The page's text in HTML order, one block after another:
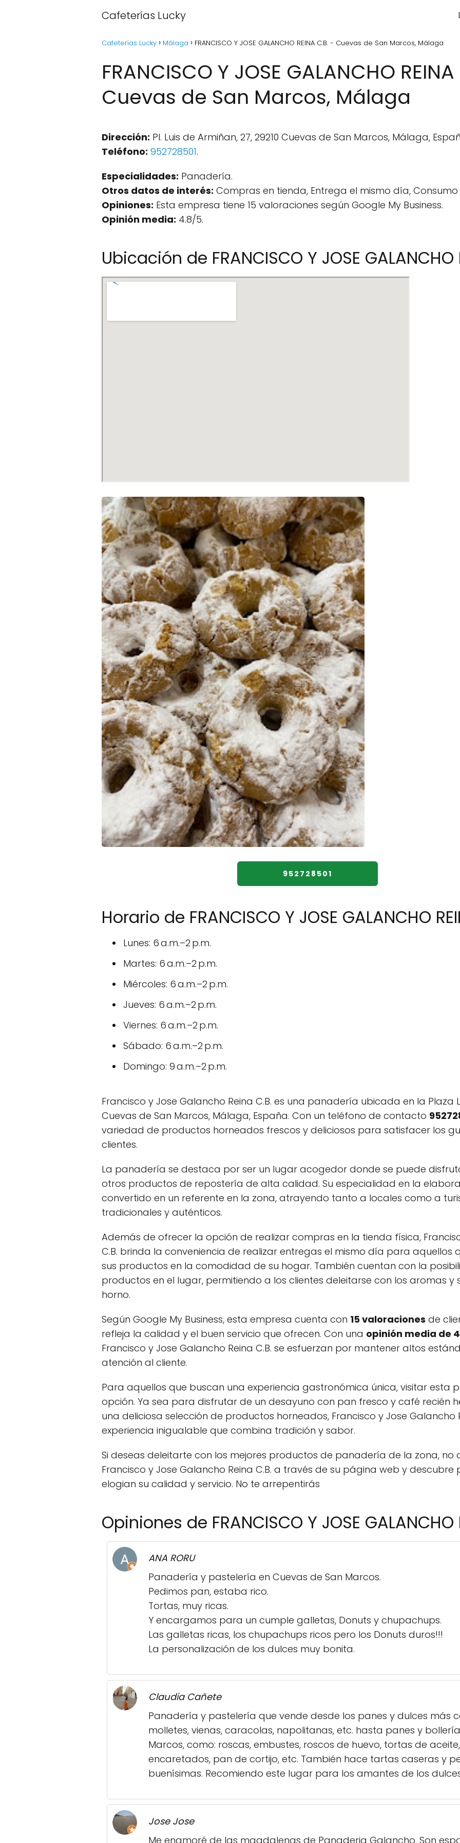
Cafeterías Lucky
Cafeterías Lucky Málaga FRANCISCO Y JOSE GALANCHO REINA C.B. - Cuevas de San Marcos, Málaga
FRANCISCO Y JOSE GALANCHO
Cuevas de San Marcos, Málaga
Dirección: Pl. Luis de Armiñan, 27, 29210 Cuevas de San Marcos, Málaga,
Teléfono: 952728501.
Especialidades: Panadería.
Otros datos de interés: Compras en tienda, Entrega el mismo día, Consumo
Opiniones: Esta empresa tiene 15 valoraciones según Google My Business.
Opinión media: 4.8/5.
Ubicación de FRANCISCO Y JOSE GALANCHO
952728501
Horario de FRANCISCO Y JOSE GALANCHO
Lunes: 6 a.m.–2 p.m.
Martes: 6 a.m.–2 p.m.
Miércoles: 6 a.m.–2 p.m.
Jueves: 6 a.m.–2 p.m.
Viernes: 6 a.m.–2 p.m.
Sábado: 6 a.m.–2 p.m.
Domingo: 9 a.m.–2 p.m.
Francisco y Jose Galancho Reina C.B. es una panadería ubicada en la Plaza
Cuevas de San Marcos, Málaga, España. Con un teléfono de contacto
variedad de productos horneados frescos y deliciosos para satisfacer los
clientes.
La panadería se destaca por ser un lugar acogedor donde se puede
otros productos de repostería de alta calidad. Su especialidad en la
convertido en un referente en la zona, atrayendo tanto a locales como a
tradicionales y auténticos.
Además de ofrecer la opción de realizar compras en la tienda física,
C.B. brinda la conveniencia de realizar entregas el mismo día para aquellos
sus productos en la comodidad de su hogar. También cuentan con la
productos en el lugar, permitiendo a los clientes deleitarse con los aromas y
horno.
Según Google My Business, esta empresa cuenta con 15 valoraciones de
refleja la calidad y el buen servicio que ofrecen. Con una opinión media de
Francisco y Jose Galancho Reina C.B. se esfuerzan por mantener altos
atención al cliente.
Para aquellos que buscan una experiencia gastronómica única, visitar esta
opción. Ya sea para disfrutar de un desayuno con pan fresco y café recién
una deliciosa selección de productos horneados, Francisco y Jose Galancho
experiencia inigualable que combina tradición y sabor.
Si deseas deleitarte con los mejores productos de panadería de la zona,
Francisco y Jose Galancho Reina C.B. a través de su página web y
elogian su calidad y servicio. No te arrepentirás
Opiniones de FRANCISCO Y JOSE GALANCHO
ANA RORU
Panadería y pastelería en Cuevas de San Marcos.
Pedimos pan, estaba rico.
Tortas, muy ricas.
Y encargamos para un cumple galletas, Donuts y chupachups.
Las galletas ricas, los chupachups ricos pero los Donuts duros!!!
La personalización de los dulces muy bonita.
Claudia Cañete
Panadería y pastelería que vende desde los panes y dulces más
molletes, vienas, caracolas, napolitanas, etc. hasta panes y
Marcos, como: roscas, embustes, roscos de huevo, tortas de
encaretados, pan de cortijo, etc. También hace tartas caseras y
buenísimas. Recomiendo este lugar para los amantes de los
Jose Jose
Me enamoré de las magdalenas de Panaderia Galancho. Son